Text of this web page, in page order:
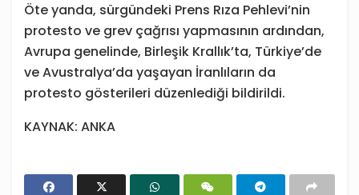
Öte yanda, sürgündeki Prens Rıza Pehlevi’nin
protesto ve grev çağrısı yapmasının ardından,
Avrupa genelinde, Birleşik Krallık’ta, Türkiye’de
ve Avustralya’da yaşayan İranlıların da
protesto gösterileri düzenlediği bildirildi.
KAYNAK: ANKA